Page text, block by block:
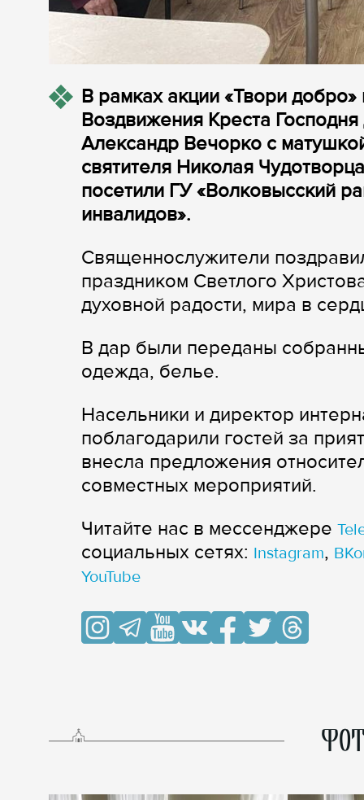
В рамках акции «Твори
Воздвижения Креста
Александр Вечорко с
святителя Николая
посетили ГУ «Волковысский
инвалидов».
Священнослужители
праздником Светлого
духовной радости, мира в
В дар были переданы
одежда, белье.
Насельники и директор
поблагодарили гостей за
внесла предложения
совместных мероприятий.
Читайте нас в мессенджере
cоциальных сетях: Instagram,
YouTube